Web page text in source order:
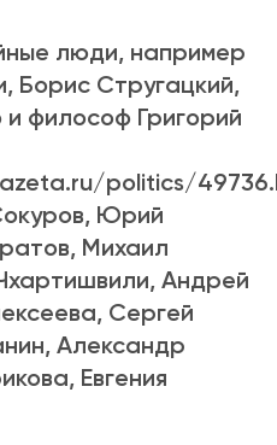
люди, например
Борис Стругацкий,
философ Григорий
politics/
Юрий
Михаил
Андрей
Сергей
Александр
Евгения